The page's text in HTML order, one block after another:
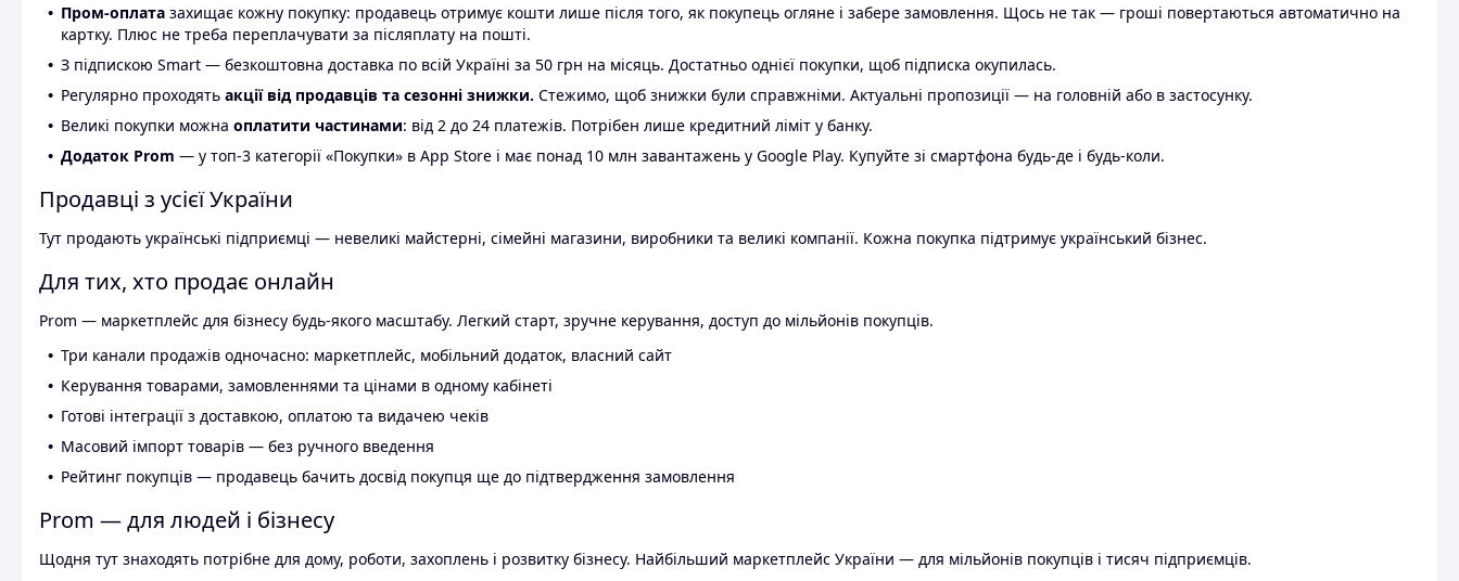
Пром-оплата захищає кожну покупку: продавець отримує кошти лише після того, як покупець огляне і забере замовлення. Щось не так — гроші повертаються автоматично на
картку. Плюс не треба переплачувати за післяплату на пошті.
З підпискою Smart — безкоштовна доставка по всій Україні за 50 грн на місяць. Достатньо однієї покупки, щоб підписка окупилась.
Регулярно проходять акції від продавців та сезонні знижки. Стежимо, щоб знижки були справжніми. Актуальні пропозиції — на головній або в застосунку.
Великі покупки можна оплатити частинами: від 2 до 24 платежів. Потрібен лише кредитний ліміт у банку.
Додаток Prom — у топ-3 категорії «Покупки» в App Store і має понад 10 млн завантажень у Google Play. Купуйте зі смартфона будь-де і будь-коли.
Продавці з усієї України
Тут продають українські підприємці — невеликі майстерні, сімейні магазини, виробники та великі компанії. Кожна покупка підтримує український бізнес.
Для тих, хто продає онлайн
Prom — маркетплейс для бізнесу будь-якого масштабу. Легкий старт, зручне керування, доступ до мільйонів покупців.
Три канали продажів одночасно: маркетплейс, мобільний додаток, власний сайт
Керування товарами, замовленнями та цінами в одному кабінеті
Готові інтеграції з доставкою, оплатою та видачею чеків
Масовий імпорт товарів — без ручного введення
Рейтинг покупців — продавець бачить досвід покупця ще до підтвердження замовлення
Prom — для людей і бізнесу
Щодня тут знаходять потрібне для дому, роботи, захоплень і розвитку бізнесу. Найбільший маркетплейс України — для мільйонів покупців і тисяч підприємців.